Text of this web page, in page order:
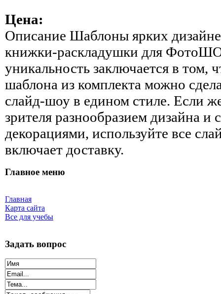
Цена:
Описание Шаблоны ярких
книжки-раскладушки для
уникальность заключается в том,
шаблона из комплекта можно
слайд-шоу в едином стиле. Если
зрителя разнообразием дизайна
декорациями, используйте все
включает доставку.
Главное меню
Главная
Карта сайта
Все для учебы
Задать вопрос